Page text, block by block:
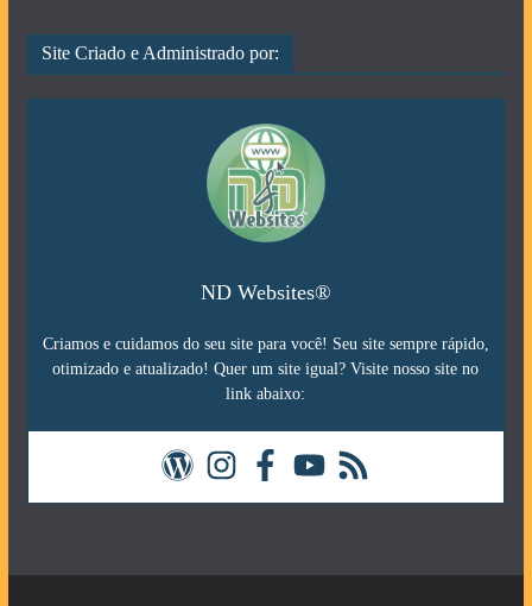
Site Criado e Administrado por:
ND Websites®
Criamos e cuidamos do seu site para você! Seu site sempre rápido,
otimizado e atualizado! Quer um site igual? Visite nosso site no
link abaixo: